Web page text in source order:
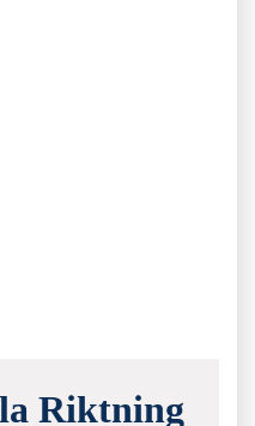
Riktning